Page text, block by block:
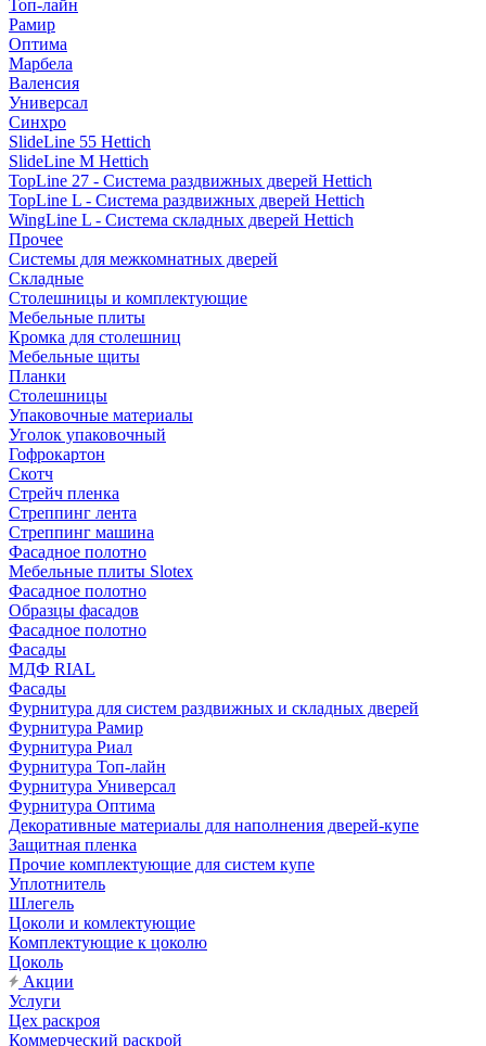
Топ-лайн
Рамир
Оптима
Марбела
Валенсия
Универсал
Синхро
SlideLine 55 Hettich
SlideLine M Hettich
TopLine 27 - Система раздвижных дверей Hettich
TopLine L - Система раздвижных дверей Hettich
WingLine L - Система складных дверей Hettich
Прочее
Системы для межкомнатных дверей
Складные
Столешницы и комплектующие
Мебельные плиты
Кромка для столешниц
Мебельные щиты
Планки
Столешницы
Упаковочные материалы
Уголок упаковочный
Гофрокартон
Скотч
Стрейч пленка
Стреппинг лента
Стреппинг машина
Фасадное полотно
Мебельные плиты Slotex
Фасадное полотно
Образцы фасадов
Фасадное полотно
Фасады
МДФ RIAL
Фасады
Фурнитура для систем раздвижных и складных дверей
Фурнитура Рамир
Фурнитура Риал
Фурнитура Топ-лайн
Фурнитура Универсал
Фурнитура Оптима
Декоративные материалы для наполнения дверей-купе
Защитная пленка
Прочие комплектующие для систем купе
Уплотнитель
Шлегель
Цоколи и комлектующие
Комплектующие к цоколю
Цоколь
Акции
Услуги
Цех раскроя
Коммерческий раскрой